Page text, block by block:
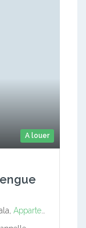
A louer
Appartement